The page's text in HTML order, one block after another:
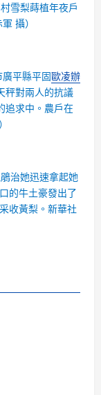
雪梨蒔植年夜戶
攝）
平縣平固歐凌辦
秤對兩人的抗議
追求中。農戶在
治她迅速拿起她
的牛土豪發出了
收黃梨。 新華社